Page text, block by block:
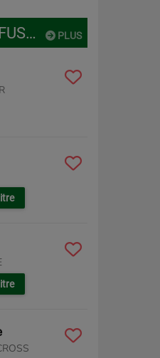
PLUS
DERNIERS TITRES DIFFUSÉS